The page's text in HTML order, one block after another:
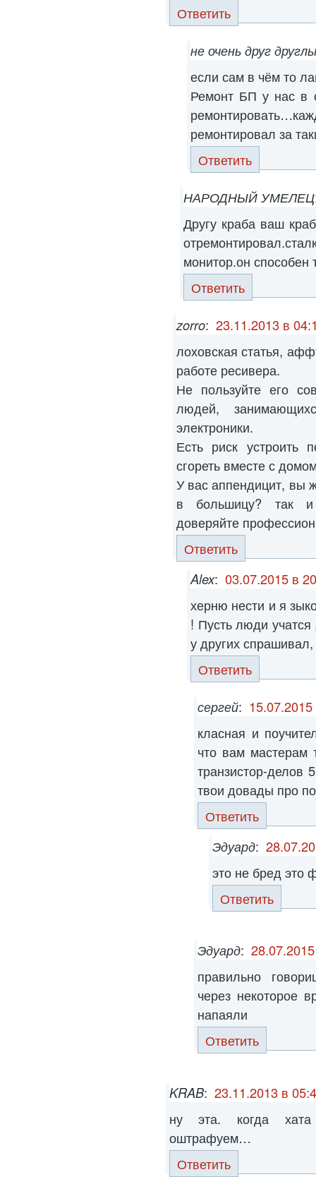
Ответить
не очень друг
если сам в чём то
Ремонт БП у нас в
ремонтировал за
Ответить
НАРОДНЫЙ УМЕЛЕЦ
Другу краба ваш
монитор.он способен
Ответить
zorro: 23.11.2013 в
лоховская статья,
работе ресивера.
Не пользуйте его
людей,
электроники.
Есть риск устроить
сгореть вместе с
У вас аппендицит, вы
в большицу? так и
доверяйте
Ответить
Alex: 03.07.2015 в
херню нести и я
! Пусть люди
у других
Ответить
сергей:
класная и
что вам мастерам
транзистор-делов
твои довады про
Ответить
Эдуард:
это не бред это
Ответить
Эдуард:
правильно
через некоторое
напаяли
Ответить
KRAB: 23.11.2013 в
ну эта. когда
оштрафуем…
Ответить